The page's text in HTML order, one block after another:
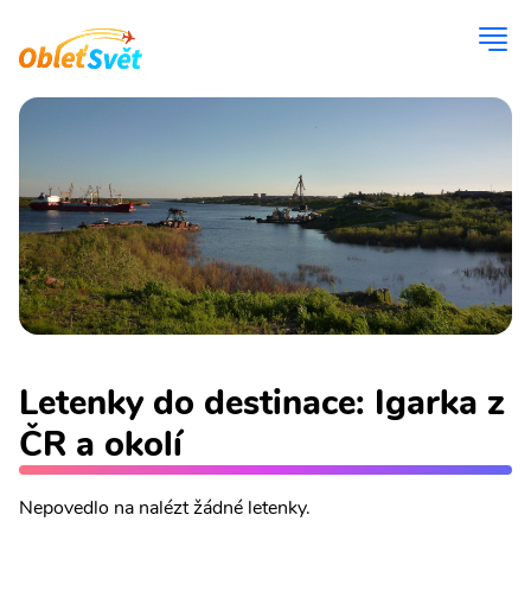
Letenky do destinace: Igarka z
ČR a okolí
Nepovedlo na nalézt žádné letenky.